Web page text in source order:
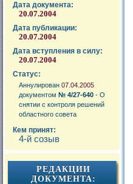
Дата документа:
20.07.2004
Дата публикации:
20.07.2004
Дата вступления в силу:
20.07.2004
Статус:
Аннулирован 07.04.2005
документом № 4/27-640 - О
снятии с контроля решений
областного совета
Кем принят:
4-й созыв
РЕДАКЦИИ
ДОКУМЕНТА: